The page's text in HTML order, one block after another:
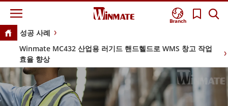
Branch
성공 사례
Winmate MC432 산업용 러기드 핸드헬드로 WMS 창고 작업
효율 향상